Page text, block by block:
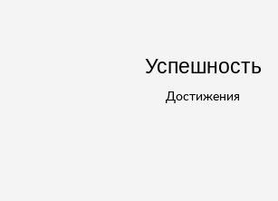
Успешность
Достижения